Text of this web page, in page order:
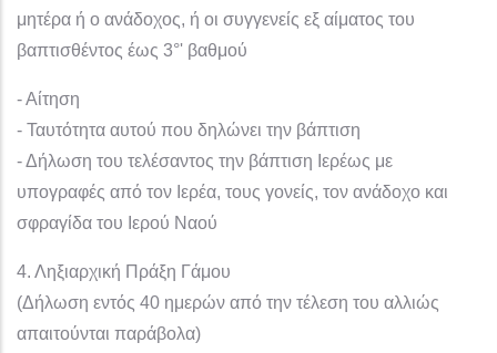
μητέρα ή ο ανάδοχος, ή οι συγγενείς εξ αίματος του
βαπτισθέντος έως 3°' βαθμού
- Αίτηση
- Ταυτότητα αυτού που δηλώνει την βάπτιση
- Δήλωση του τελέσαντος την βάπτιση Ιερέως με
υπογραφές από τον Ιερέα, τους γονείς, τον ανάδοχο και
σφραγίδα του Ιερού Ναού
4. Ληξιαρχική Πράξη Γάμου
(Δήλωση εντός 40 ημερών από την τέλεση του αλλιώς
απαιτούνται παράβολα)